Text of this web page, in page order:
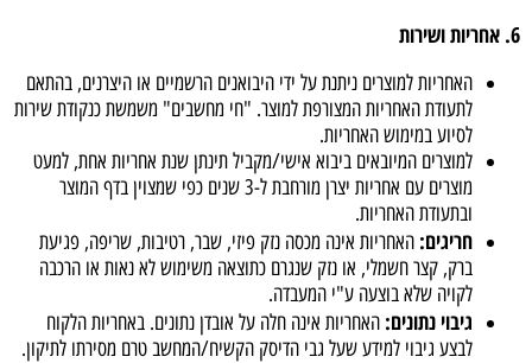
6. אחריות ושירות
האחריות למוצרים ניתנת על ידי היבואנים הרשמיים או היצרנים, בהתאם
לתעודת האחריות המצורפת למוצר. "חי מחשבים" משמשת כנקודת שירות
לסיוע במימוש האחריות.
למוצרים המיובאים ביבוא אישי/מקביל תינתן שנת אחריות אחת, למעט
מוצרים עם אחריות יצרן מורחבת ל-3 שנים כפי שמצוין בדף המוצר
ובתעודת האחריות.
חריגים: האחריות אינה מכסה נזק פיזי, שבר, רטיבות, שריפה, פגיעת
ברק, קצר חשמלי, או נזק שנגרם כתוצאה משימוש לא נאות או הרכבה
לקויה שלא בוצעה ע"י המעבדה.
גיבוי נתונים: האחריות אינה חלה על אובדן נתונים. באחריות הלקוח
לבצע גיבוי למידע שעל גבי הדיסק הקשיח/המחשב טרם מסירתו לתיקון.